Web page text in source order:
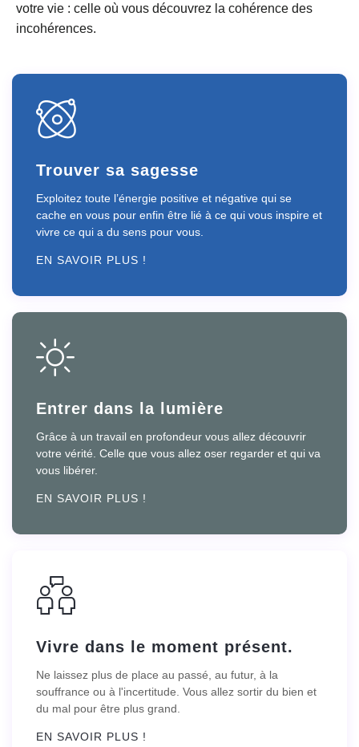
votre vie : celle où vous découvrez la cohérence des
incohérences.
Trouver sa sagesse
Exploitez toute l’énergie positive et négative qui se
cache en vous pour enfin être lié à ce qui vous inspire et
vivre ce qui a du sens pour vous.
EN SAVOIR PLUS !
Entrer dans la lumière
Grâce à un travail en profondeur vous allez découvrir
votre vérité. Celle que vous allez oser regarder et qui va
vous libérer.
EN SAVOIR PLUS !
Vivre dans le moment présent.
Ne laissez plus de place au passé, au futur, à la
souffrance ou à l'incertitude. Vous allez sortir du bien et
du mal pour être plus grand.
EN SAVOIR PLUS !